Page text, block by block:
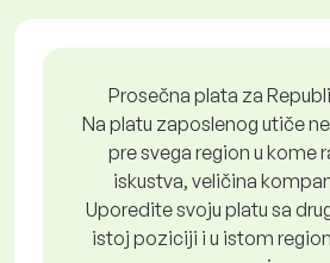
Prosečna plata za
Na platu zaposlenog utiče
pre svega region u kome
iskustva, veličina
Uporedite svoju platu sa
istoj poziciji i u istom